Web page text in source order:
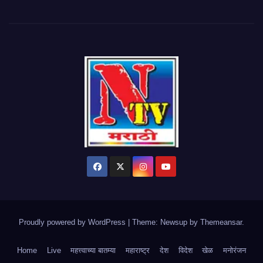
Proudly powered by WordPress Theme: Newsup by Themeansar.
Home Live महत्त्वाच्या बातम्या महाराष्ट्र देश विदेश खेळ मनोरंजन